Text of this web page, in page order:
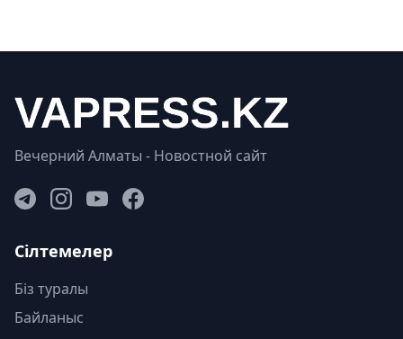
Вечерний Алматы - Новостной сайт
Сілтемелер
Біз туралы
Байланыс